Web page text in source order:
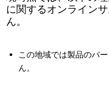
に関するオンライン
ん。
この地域では製品のバ
ん。